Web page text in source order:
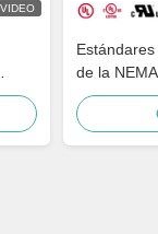
VIDEO
de la
de la